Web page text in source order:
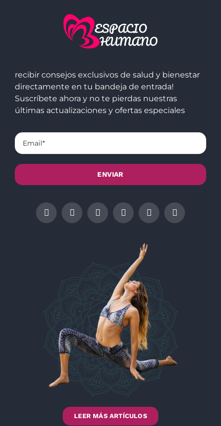
recibir consejos exclusivos de salud y bienestar
directamente en tu bandeja de entrada!
Suscríbete ahora y no te pierdas nuestras
últimas actualizaciones y ofertas especiales
LEER MÁS ARTÍCULOS